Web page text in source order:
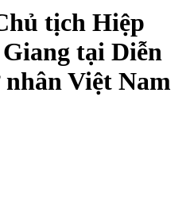
tịch Hiệp
tại Diễn
Việt Nam